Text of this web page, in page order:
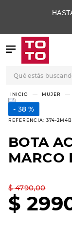
MUJER
38 %
REFERENCIA: 374-
BOTA
MARCO
$ 4790,00
$